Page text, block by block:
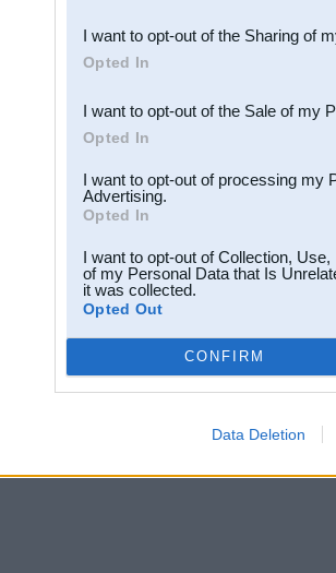
Downstream Participants
third parties.
I want to opt-out of the Sharing of
Opted In
I want to opt-out of the Sale of my
Opted In
I want to opt-out of processing my
Advertising.
Opted In
I want to opt-out of Collection,
of my Personal Data that Is
it was collected.
Opted Out
CONFIRM
Data Deletion